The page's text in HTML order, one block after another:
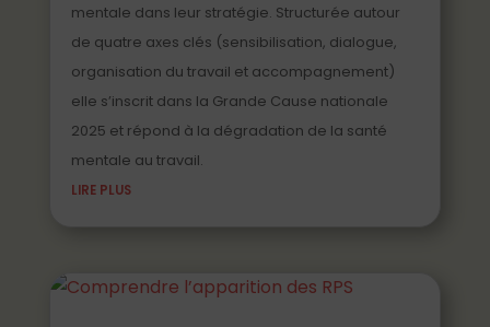
mentale dans leur stratégie. Structurée autour
de quatre axes clés (sensibilisation, dialogue,
organisation du travail et accompagnement)
elle s’inscrit dans la Grande Cause nationale
2025 et répond à la dégradation de la santé
mentale au travail.
LIRE PLUS